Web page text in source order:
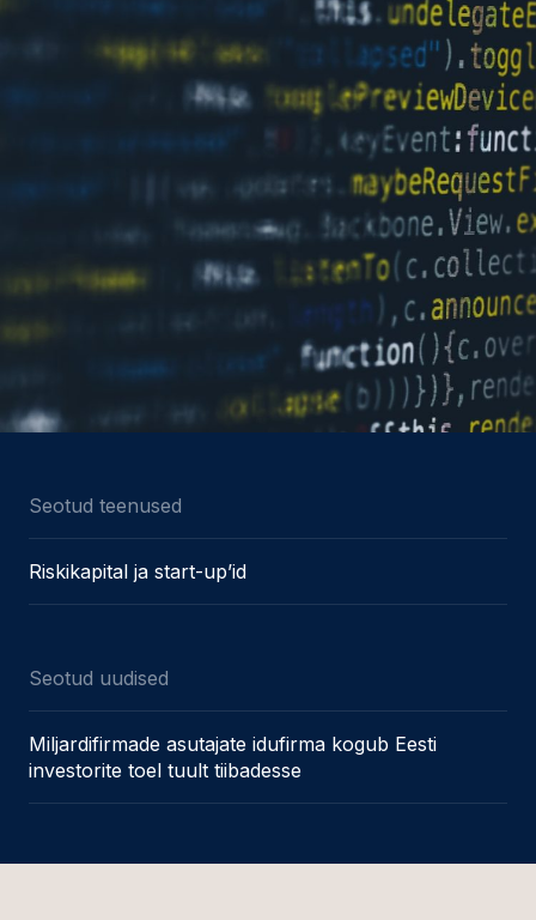
Seotud teenused
Riskikapital ja start-up’id
Seotud uudised
Miljardifirmade asutajate idufirma kogub Eesti
investorite toel tuult tiibadesse